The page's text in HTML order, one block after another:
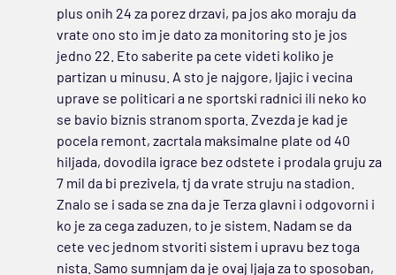
plus onih 24 za porez drzavi, pa jos ako moraju da
vrate ono sto im je dato za monitoring sto je jos
jedno 22. Eto saberite pa cete videti koliko je
partizan u minusu. A sto je najgore, ljajic i vecina
uprave se politicari a ne sportski radnici ili neko ko
se bavio biznis stranom sporta. Zvezda je kad je
pocela remont, zacrtala maksimalne plate od 40
hiljada, dovodila igrace bez odstete i prodala gruju za
7 mil da bi prezivela, tj da vrate struju na stadion.
Znalo se i sada se zna da je Terza glavni i odgovorni i
ko je za cega zaduzen, to je sistem. Nadam se da
cete vec jednom stvoriti sistem i upravu bez toga
nista. Samo sumnjam da je ovaj ljaja za to sposoban,